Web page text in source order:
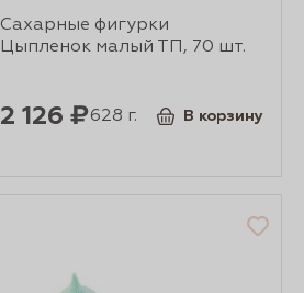
Сахарные фигурки
Цыпленок малый ТП, 70 шт.
2 126 ₽628 г. В корзину